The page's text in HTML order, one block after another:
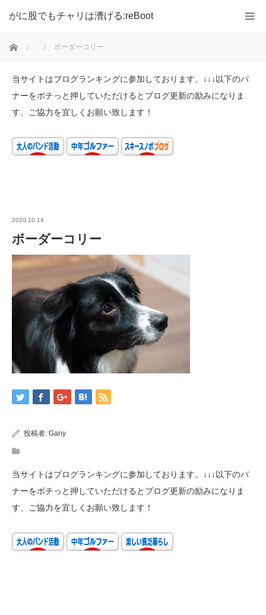
がに股でもチャリは漕げる:reBoot
ホーム ボーダーコリー
当サイトはブログランキングに参加しております。↓↓↓以下のバ
ナーをポチっと押していただけるとブログ更新の励みになりま
す、ご協力を宜しくお願い致します！
2020.10.14
ボーダーコリー
投稿者: Gany
当サイトはブログランキングに参加しております。↓↓↓以下のバ
ナーをポチっと押していただけるとブログ更新の励みになりま
す、ご協力を宜しくお願い致します！